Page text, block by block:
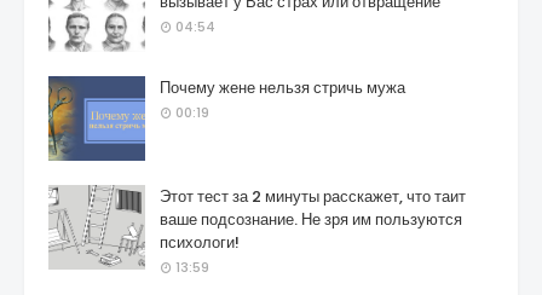
04:54
Почему жене нельзя стричь мужа
00:19
Этот тест за 2 минуты расскажет, что таит
ваше подсознание. Не зря им пользуются
психологи!
13:59